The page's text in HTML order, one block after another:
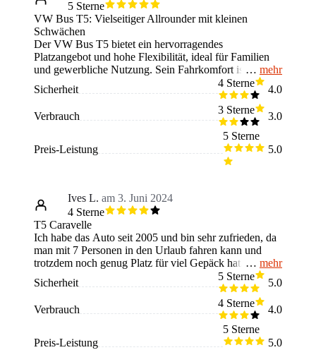
5 Sterne
VW Bus T5: Vielseitiger Allrounder mit kleinen
Schwächen
Der VW Bus T5 bietet ein hervorragendes
Platzangebot und hohe Flexibilität, ideal für Familien
und gewerbliche Nutzung. Sein Fahrkomfort ist solide,
jedoch nicht auf dem Niveau der neuesten Modelle.
Der Kraftstoffverbrauch ist relativ hoch, besonders bei
stärkeren Motorvarianten. Zu den Schwächen zählen
hohe Wartungskosten und gelegentliche Probleme mit
der Zuverlässigkeit, insbesondere bei den frühen
Baujahren. Insgesamt ist der T5 jedoch ein praktisches
und vielseitiges Fahrzeug mit hohem
mehr
Sicherheit
4 Sterne
4.0
Verbrauch
3 Sterne
3.0
Preis-Leistung
5 Sterne
5.0
Ives L. am 3. Juni 2024
4 Sterne
T5 Caravelle
Ich habe das Auto seit 2005 und bin sehr zufrieden, da
man mit 7 Personen in den Urlaub fahren kann und
trotzdem noch genug Platz für viel Gepäck hat.
Außerdem kann man die Sitze mit wenigen
Handgriffen ausbauen, eine Matratze hineinlegen und
man hat einen Camper. Das Auto verbraucht auch nicht
viel Sprit und ist daher das perfekte Familienauto.
mehr
Sicherheit
5 Sterne
5.0
Verbrauch
4 Sterne
4.0
Preis-Leistung
5 Sterne
5.0